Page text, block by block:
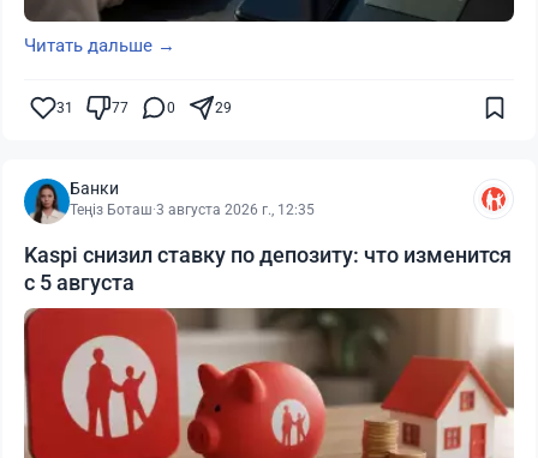
Читать дальше →
31 77 0 29
Банки
Теңіз Боташ·3 августа 2026 г., 12:35
Kaspi снизил ставку по депозиту: что изменится
с 5 августа